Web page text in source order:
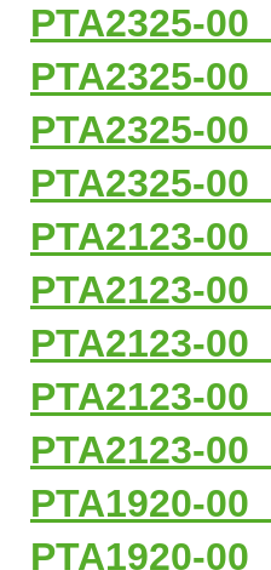
PTA2325-00_
PTA2325-00_
PTA2325-00_
PTA2325-00_
PTA2123-00_
PTA2123-00_
PTA2123-00_
PTA2123-00_
PTA2123-00_
PTA1920-00_
PTA1920-00_